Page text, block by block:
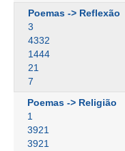
Poemas -> Reflexão
3
4332
1444
21
7
Poemas -> Religião
1
3921
3921